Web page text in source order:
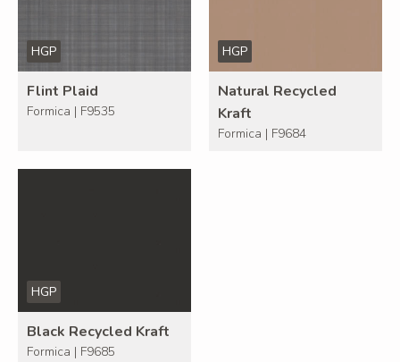
HGP
Flint Plaid
Formica | F9535
HGP
Natural Recycled
Kraft
Formica | F9684
HGP
Black Recycled Kraft
Formica | F9685